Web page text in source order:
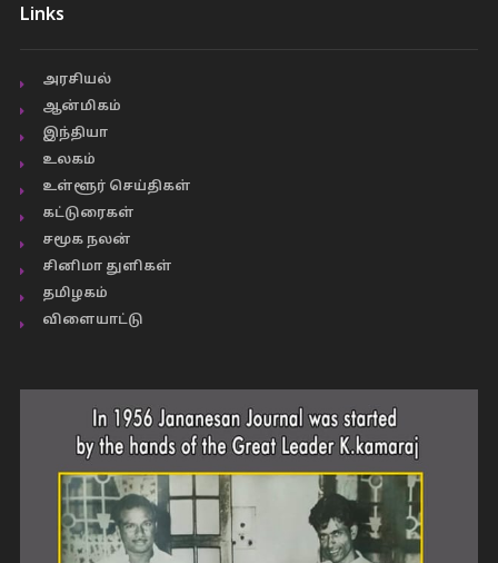
Links
அரசியல்
ஆன்மிகம்
இந்தியா
உலகம்
உள்ளூர் செய்திகள்
கட்டுரைகள்
சமூக நலன்
சினிமா துளிகள்
தமிழகம்
விளையாட்டு